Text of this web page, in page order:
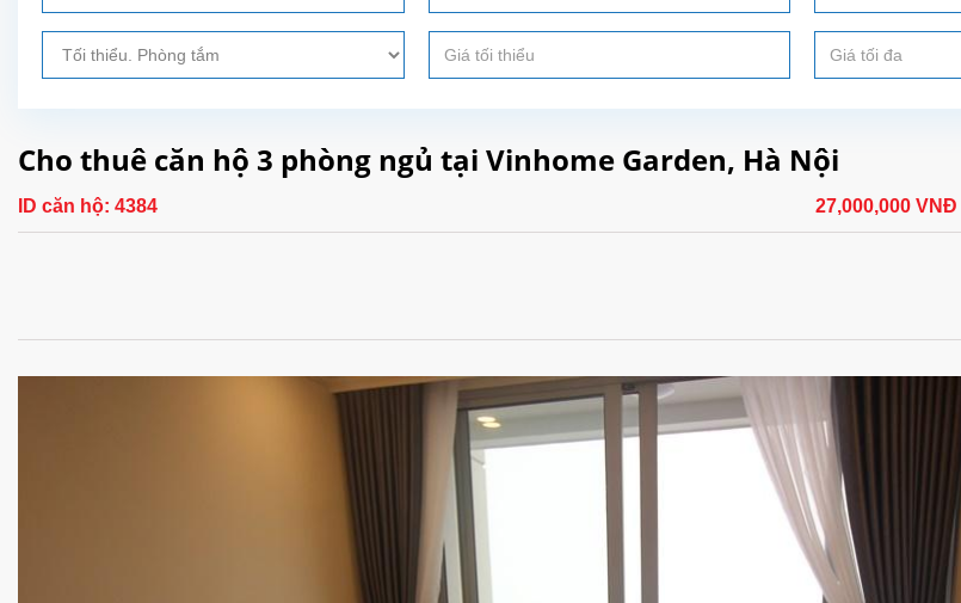
Cho thuê căn hộ 3 phòng ngủ tại Vinhome Garden, Hà Nội
ID căn hộ: 4384 27,000,000 VNĐ